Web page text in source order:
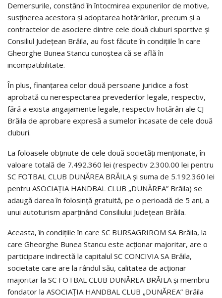
Demersurile, constând în întocmirea expunerilor de motive,
susţinerea acestora şi adoptarea hotărârilor, precum şi a
contractelor de asociere dintre cele două cluburi sportive şi
Consiliul Judeţean Brăila, au fost făcute în condiţiile în care
Gheorghe Bunea Stancu cunoştea că se află în
incompatibilitate.
În plus, finanţarea celor două persoane juridice a fost
aprobată cu nerespectarea prevederilor legale, respectiv,
fără a exista angajamente legale, respectiv hotărâri ale CJ
Brăila de aprobare expresă a sumelor încasate de cele două
cluburi.
La foloasele obţinute de cele două societăţi menţionate, în
valoare totală de 7.492.360 lei (respectiv 2.300.00 lei pentru
SC FOTBAL CLUB DUNĂREA BRĂILA şi suma de 5.192.360 lei
pentru ASOCIAŢIA HANDBAL CLUB „DUNĂREA” Brăila) se
adaugă darea în folosinţă gratuită, pe o perioadă de 5 ani, a
unui autoturism aparţinând Consiliului Judeţean Brăila.
Aceasta, în condiţiile în care SC BURSAGRIROM SA Brăila, la
care Gheorghe Bunea Stancu este acţionar majoritar, are o
participare indirectă la capitalul SC CONCIVIA SA Brăila,
societate care are la rândul său, calitatea de acţionar
majoritar la SC FOTBAL CLUB DUNĂREA BRĂILA şi membru
fondator la ASOCIAŢIA HANDBAL CLUB „DUNĂREA” Brăila